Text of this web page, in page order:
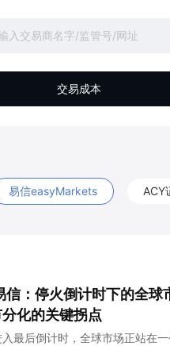
交易成本
易信easyMarkets ACY
：停火倒计时下的全球
化的关键拐点
最后倒计时，全球市场正站在